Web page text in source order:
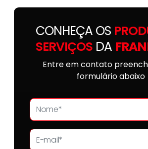
CONHEÇA OS
SERVIÇOS DA
Entre em contato
formulário abaixo